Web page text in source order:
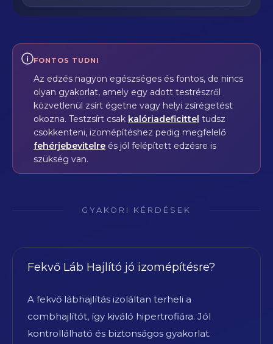
FONTOS TUDNI
Az edzés nagyon egészséges és fontos, de nincs
olyan gyakorlat, amely egy adott testrészről
közvetlenül zsírt égetne vagy helyi zsírégetést
okozna. Testzsírt csak kalóriadeficittel tudsz
csökkenteni, izomépítéshez pedig megfelelő
fehérjebevitelre és jól felépített edzésre is
szükség van.
GYAKORI KÉRDÉSEK
Fekvő Láb Hajlító jó izomépítésre?
A fekvő lábhajlítás izoláltan terheli a
combhajlítót, így kiváló hipertrofiára. Jól
kontrollálható és biztonságos gyakorlat.